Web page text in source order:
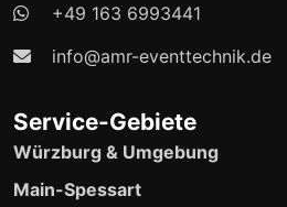
+49 163 6993441
info@amr-eventtechnik.de
Service-Gebiete
Würzburg & Umgebung
Main-Spessart